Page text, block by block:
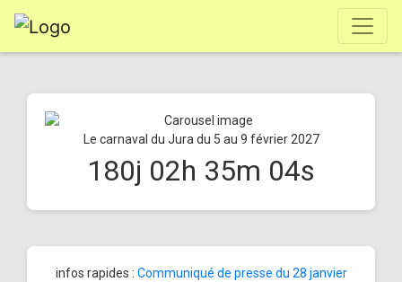
Le carnaval du Jura du 5 au 9 février 2027
180j 02h 35m 04s
infos rapides : Communiqué de presse du 28 janvier